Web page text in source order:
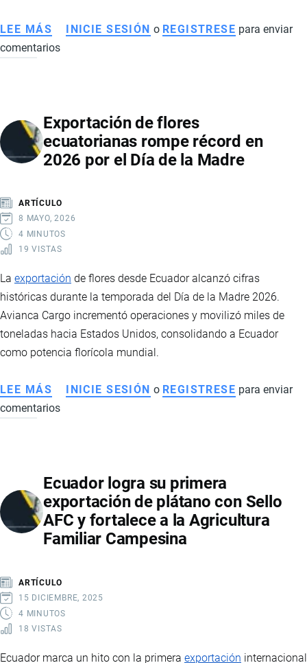
CAÍDA
LEE MÁS SOBRE
ECUADOR
CANGREJOS
POR
SEIS
INICIE SESIÓN o REGISTRESE para enviar
comentarios
Exportación de flores
ecuatorianas rompe récord en
2026 por el Día de la Madre
ARTÍCULO
8 MAYO, 2026
4 MINUTOS
19 VISTAS
La exportación de flores desde Ecuador alcanzó cifras
históricas durante la temporada del Día de la Madre 2026.
Avianca Cargo incrementó operaciones y movilizó miles de
toneladas hacia Estados Unidos, consolidando a Ecuador
como potencia florícola mundial.
LEE MÁS SOBRE
EXPORTACIÓN
ROMPE
RÉCORD
EN
2026
DÍA
DE
LA
INICIE SESIÓN o REGISTRESE para enviar
comentarios
Ecuador logra su primera
exportación de plátano con Sello
AFC y fortalece a la Agricultura
Familiar Campesina
ARTÍCULO
15 DICIEMBRE, 2025
4 MINUTOS
18 VISTAS
Ecuador marca un hito con la primera exportación internacional